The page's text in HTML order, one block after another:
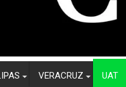
VERACRUZ UAT